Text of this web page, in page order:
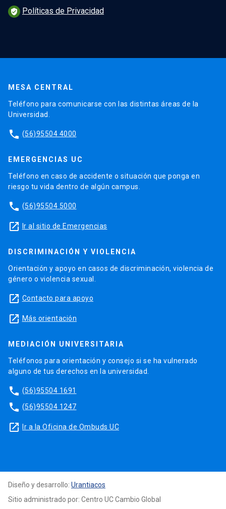
verified_user Políticas de Privacidad
MESA CENTRAL
Teléfono para comunicarse con las distintas áreas de la
Universidad.
phone (56)95504 4000
EMERGENCIAS UC
Teléfono en caso de accidente o situación que ponga en
riesgo tu vida dentro de algún campus.
phone (56)95504 5000
launch Ir al sitio de Emergencias
DISCRIMINACIÓN Y VIOLENCIA
Orientación y apoyo en casos de discriminación, violencia de
género o violencia sexual.
launch Contacto para apoyo
launch Más orientación
MEDIACIÓN UNIVERSITARIA
Teléfonos para orientación y consejo si se ha vulnerado
alguno de tus derechos en la universidad.
phone (56)95504 1691
phone (56)95504 1247
launch Ir a la Oficina de Ombuds UC
Diseño y desarrollo: Urantiacos
Sitio administrado por: Centro UC Cambio Global